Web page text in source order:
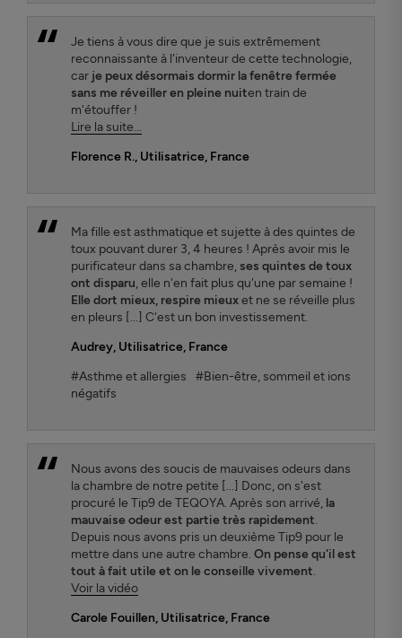
Je tiens à vous dire que je suis extrêmement
reconnaissante à l'inventeur de cette technologie,
car je peux désormais dormir la fenêtre fermée
sans me réveiller en pleine nuiten train de
m'étouffer !
Lire la suite...
Florence R., Utilisatrice, France
Ma fille est asthmatique et sujette à des quintes de
toux pouvant durer 3, 4 heures ! Après avoir mis le
purificateur dans sa chambre,ses quintes de toux
ont disparu, elle n'en fait plus qu'une par semaine !
Elle dort mieux, respire mieuxet ne se réveille plus
en pleurs [...] C'est un bon investissement.
Audrey, Utilisatrice, France
#Asthme et allergies
#Bien-être, sommeil et ions
négatifs
Nous avons des soucis de mauvaises odeurs dans
la chambre de notre petite [...] Donc, on s'est
procuré le Tip9 de TEQOYA. Après son arrivé, la
mauvaise odeur est partie très rapidement.
Depuis nous avons pris un deuxième Tip9 pour le
mettre dans une autre chambre. On pense qu'il est
tout à fait utile et on le conseille vivement.
Voir la vidéo
Carole Fouillen, Utilisatrice, France